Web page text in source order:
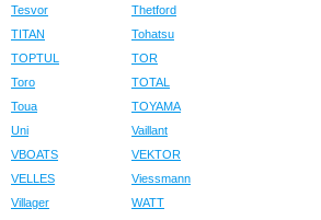
Tesvor
Thetford
TITAN
Tohatsu
TOPTUL
TOR
Toro
TOTAL
Toua
TOYAMA
Uni
Vaillant
VBOATS
VEKTOR
VELLES
Viessmann
Villager
WATT